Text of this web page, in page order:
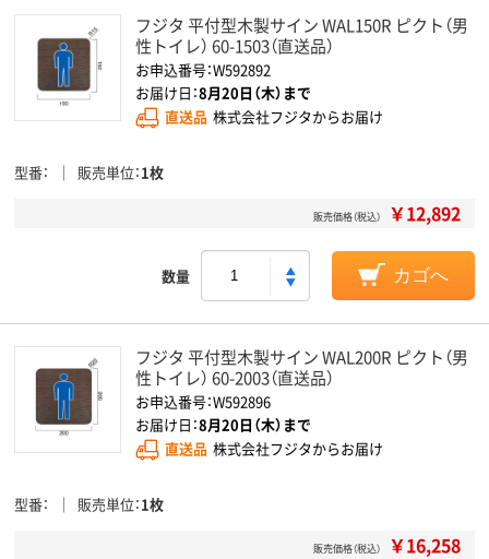
フジタ 平付型木製サイン WAL150R ピクト（男
性トイレ） 60-1503（直送品）
お申込番号：W592892
お届け日：8月20日（木）まで
直送品 株式会社フジタからお届け
型番 販売単位 1枚
販売価格（税込） ￥12,892
数量 カゴへ
フジタ 平付型木製サイン WAL200R ピクト（男
性トイレ） 60-2003（直送品）
お申込番号：W592896
お届け日：8月20日（木）まで
直送品 株式会社フジタからお届け
型番 販売単位 1枚
販売価格（税込） ￥16,258